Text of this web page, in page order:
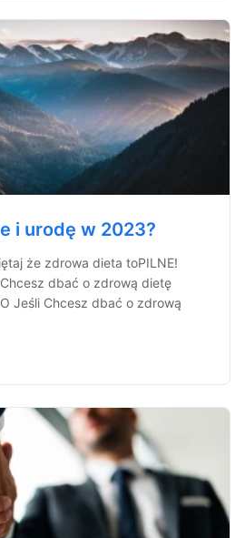
i urodę w 2023?
że zdrowa dieta toPILNE!
dbać o zdrową dietę
Jeśli Chcesz dbać o zdrową